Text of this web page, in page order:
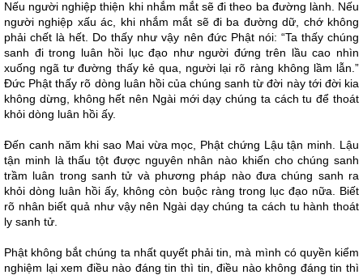
Nếu người nghiệp thiện khi nhắm mắt sẽ đi theo ba đường lành. Nếu
người nghiệp xấu ác, khi nhắm mắt sẽ đi ba đường dữ, chớ không
phải chết là hết. Do thấy như vậy nên đức Phật nói: “Ta thấy chúng
sanh đi trong luân hồi lục đạo như người đứng trên lầu cao nhìn
xuống ngã tư đường thấy kẻ qua, người lại rõ ràng không lầm lẫn.”
Đức Phật thấy rõ dòng luân hồi của chúng sanh từ đời này tới đời kia
không dừng, không hết nên Ngài mới dạy chúng ta cách tu để thoát
khỏi dòng luân hồi ấy.
Đến canh năm khi sao Mai vừa mọc, Phật chứng Lậu tận minh. Lậu
tận minh là thấu tột được nguyên nhân nào khiến cho chúng sanh
trầm luân trong sanh tử và phương pháp nào đưa chúng sanh ra
khỏi dòng luân hồi ấy, không còn buộc ràng trong lục đạo nữa. Biết
rõ nhân biết quả như vậy nên Ngài dạy chúng ta cách tu hành thoát
ly sanh tử.
Phật không bắt chúng ta nhất quyết phải tin, mà mình có quyền kiểm
nghiệm lại xem điều nào đáng tin thì tin, điều nào không đáng tin thì